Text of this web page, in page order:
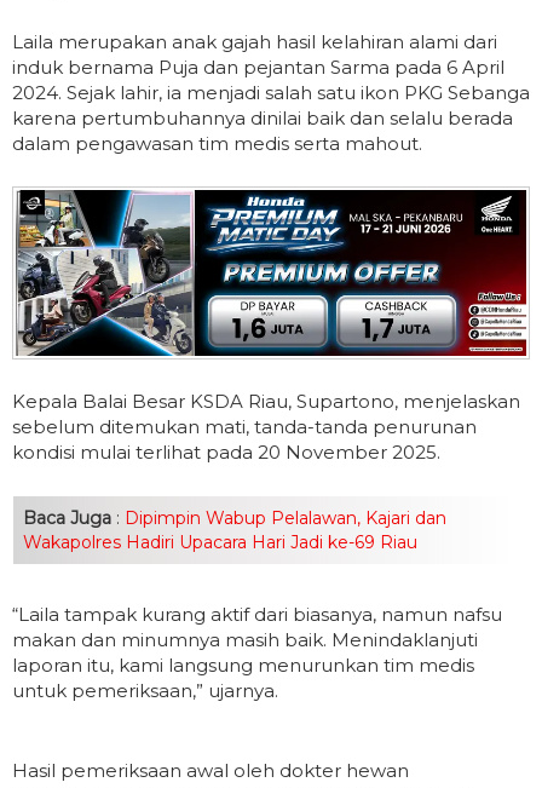
Laila merupakan anak gajah hasil kelahiran alami dari
induk bernama Puja dan pejantan Sarma pada 6 April
2024. Sejak lahir, ia menjadi salah satu ikon PKG Sebanga
karena pertumbuhannya dinilai baik dan selalu berada
dalam pengawasan tim medis serta mahout.
Kepala Balai Besar KSDA Riau, Supartono, menjelaskan
sebelum ditemukan mati, tanda-tanda penurunan
kondisi mulai terlihat pada 20 November 2025.
Baca Juga : Dipimpin Wabup Pelalawan, Kajari dan
Wakapolres Hadiri Upacara Hari Jadi ke-69 Riau
“Laila tampak kurang aktif dari biasanya, namun nafsu
makan dan minumnya masih baik. Menindaklanjuti
laporan itu, kami langsung menurunkan tim medis
untuk pemeriksaan,” ujarnya.
Hasil pemeriksaan awal oleh dokter hewan